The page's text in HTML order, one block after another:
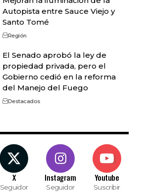
Autopista entre Sauce Viejo y
Santo Tomé
Región
El Senado aprobó la ley de
propiedad privada, pero el
Gobierno cedió en la reforma
del Manejo del Fuego
Destacados
X
Seguidor
Instagram
Seguidor
Youtube
Suscribir